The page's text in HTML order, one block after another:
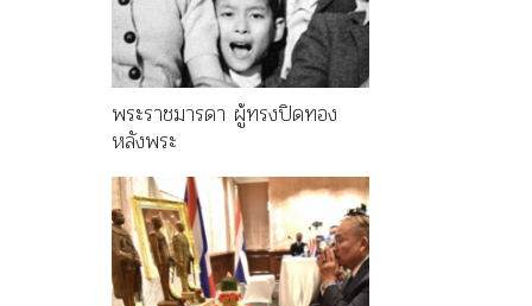
พระราชมารดา ผู้ทรงปิดทอง
หลังพระ